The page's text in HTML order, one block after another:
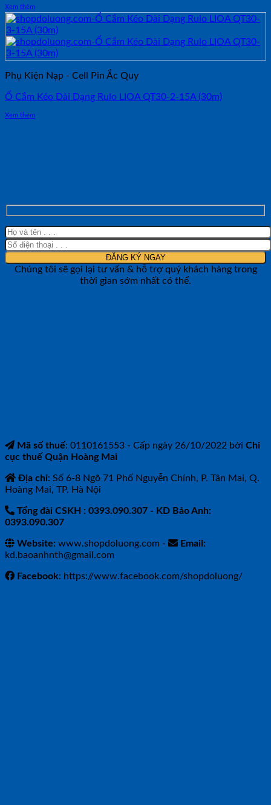
Xem thêm
Phụ Kiện Nạp - Cell Pin Ắc Quy
Ổ Cắm Kéo Dài Dạng Rulo LIOA QT30-2-15A (30m)
Xem thêm
Chúng tôi sẽ gọi lại tư vấn & hỗ trợ quý khách hàng trong
thời gian sớm nhất có thể.
Mã số thuế: 0110161553 - Cấp ngày 26/10/2022 bởi Chi
cục thuế Quận Hoàng Mai
Địa chỉ: Số 6-8 Ngõ 71 Phố Nguyễn Chính, P. Tân Mai, Q.
Hoàng Mai, TP. Hà Nội
Tổng đài CSKH : 0393.090.307 - KD Bảo Anh:
0393.090.307
Website: www.shopdoluong.com -
Email:
kd.baoanhnth@gmail.com
Facebook: https://www.facebook.com/shopdoluong/